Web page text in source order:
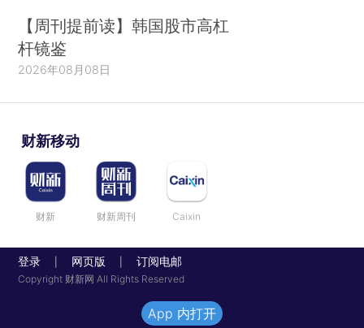
【周刊提前读】韩国股市高杠
杆镜鉴
2026年08月08日
财新移动
财新 财新周刊 Caixin
登录 网页版 订阅电邮
Copyright 财新网 All Rights Reserved
App 内打开